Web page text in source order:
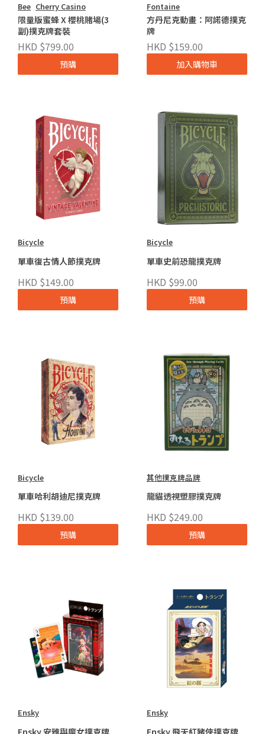
Bee Cherry Casino
限量版蜜蜂 X 櫻桃賭場(3
副)撲克牌套裝
HKD $799.00
預購
Fontaine
方丹尼克動畫：阿諾德撲克
牌
HKD $159.00
加入購物車
Bicycle
單車復古情人節撲克牌
HKD $149.00
預購
Bicycle
單車史前恐龍撲克牌
HKD $99.00
預購
Bicycle
單車哈利胡迪尼撲克牌
HKD $139.00
預購
其他撲克牌品牌
龍貓透視塑膠撲克牌
HKD $249.00
預購
Ensky
Ensky 安雅與魔女撲克牌
Ensky
Ensky 飛天紅豬俠撲克牌